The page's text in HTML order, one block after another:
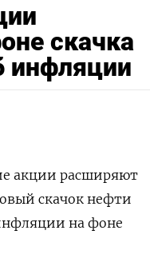
скачка
инфляции
акции расширяют
скачок нефти
​на фоне